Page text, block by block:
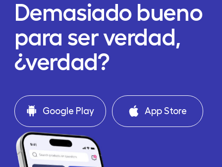
Demasiado bueno
para ser verdad,
¿verdad?
Google Play App Store